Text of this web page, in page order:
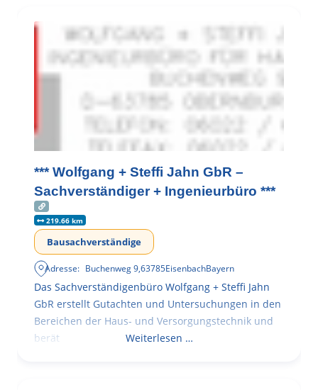
*** Wolfgang + Steffi Jahn GbR –
Sachverständiger + Ingenieurbüro ***
219.66 km
Bausachverständige
Adresse: Buchenweg 9,63785EisenbachBayern
Das Sachverständigenbüro Wolfgang + Steffi Jahn
GbR erstellt Gutachten und Untersuchungen in den
Bereichen der Haus- und Versorgungstechnik und
berät
Weiterlesen …